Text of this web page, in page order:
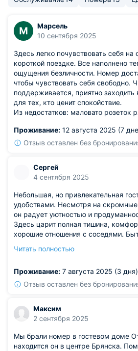
М
Марсель
10 сентября 2025
Здесь легко почувствовать себя
короткой поездке. Все наполнено
ощущения безличности. Номер
чтобы чувствовать себя свободно.
поддерживается, приятно заходить
для тех, кто ценит спокойствие.
Из недостатков: маловато розеток
Проживание: 12 августа 2025 (7
Отзыв оставлен без
Сергей
4 сентября 2025
Небольшая, но привлекательная
удобствами. Несмотря на
он радует уютностью и
Здесь царит полная тишина,
хорошие отношения с соседями.
благодарность хозяевам за
Читать полностью
Проживание: 7 августа 2025 (3 дня)
Отзыв оставлен без
Максим
2 сентября 2025
Мы брали номер в гостевом доме
находится он в центре Брянска.